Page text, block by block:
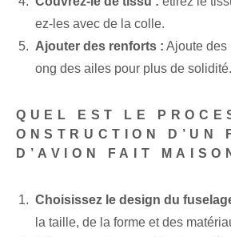
ez-les avec de la colle.
Ajouter des renforts : Ajoute des
ong des ailes pour plus de solidité.
QUEL EST LE
ONSTRUCTION D’UN
D’AVION FAIT
Choisissez le design du
la taille, de la forme et des